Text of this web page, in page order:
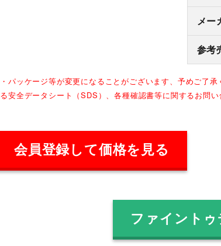
メー
参考
パッケージ等が変更になることがございます、予めご了承
安全データシート（SDS）、各種確認書等に関するお問
会員登録して価格を見る
ファイント